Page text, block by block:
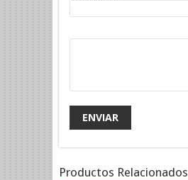
Productos Relacionados